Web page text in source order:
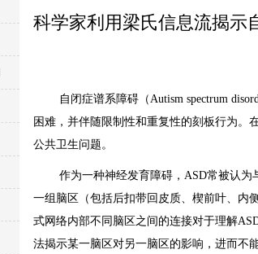
科学家利用梁氏信息流揭示
自闭症谱系障碍（Autism spectrum
困难，并伴随限制性和重复性的刻板行为。
公共卫生问题。
作为一种神经发育障碍， ASD常被认为
一组脑区（包括后扣带回皮质、楔前叶、内
式网络内部不同脑区之间的连接对于理解
法揭示某一脑区对另一脑区的影响，进而不